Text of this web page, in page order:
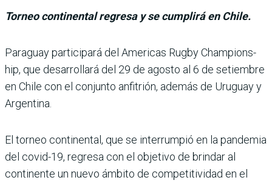
Torneo continental regresa y se cumplirá en Chile.
Paraguay participará del Americas Rugby Champions­
hip, que desarrollará del 29 de agosto al 6 de setiembre
en Chile con el conjunto anfi­trión, además de Uruguay y
Argentina.
El torneo continental, que se interrumpió en la pan­demia
del covid-19, regresa con el objetivo de brindar al
continente un nuevo ámbito de competitividad en el